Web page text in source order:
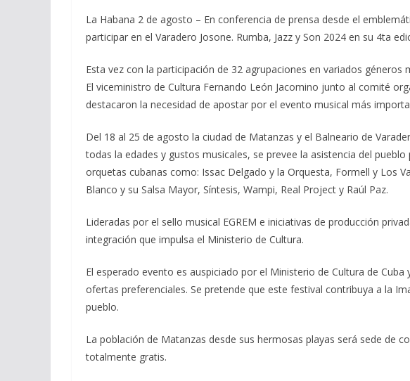
ac
e
o
o
e
a
m
at
s
A
p
m
ai m
ar
ti
r
La Habana 2 de agosto – En conferencia de prensa desde el
participar en el Varadero Josone. Rumba, Jazz y Son 2024 en su 4ta
Esta vez con la participación de 32 agrupaciones en variados géneros
El viceministro de Cultura Fernando León Jacomino junto al comité
destacaron la necesidad de apostar por el evento musical más
Del 18 al 25 de agosto la ciudad de Matanzas y el Balneario de
todas la edades y gustos musicales, se prevee la asistencia del
orquetas cubanas como: Issac Delgado y la Orquesta, Formell y Los
Blanco y su Salsa Mayor, Síntesis, Wampi, Real Project y Raúl Paz.
Lideradas por el sello musical EGREM e iniciativas de producción
integración que impulsa el Ministerio de Cultura.
El esperado evento es auspiciado por el Ministerio de Cultura de
ofertas preferenciales. Se pretende que este festival contribuya a la
pueblo.
La población de Matanzas desde sus hermosas playas será sede de
totalmente gratis.